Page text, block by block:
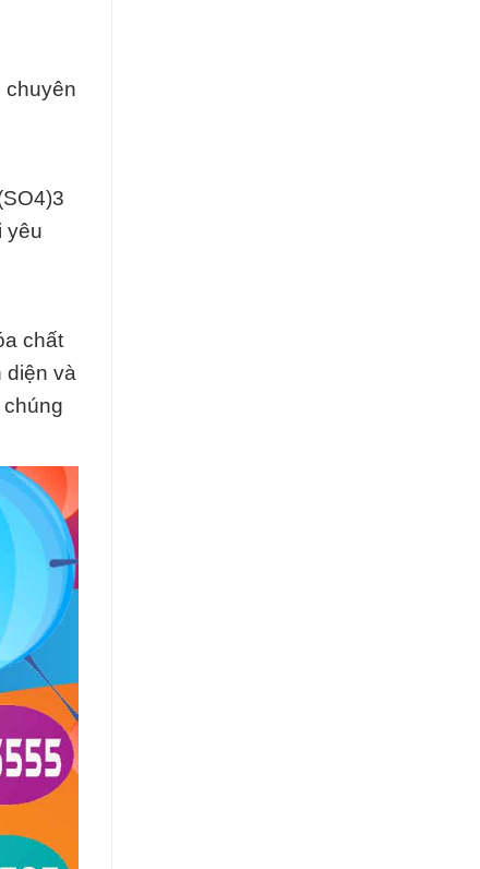
chuyên
yêu
chất
diện và